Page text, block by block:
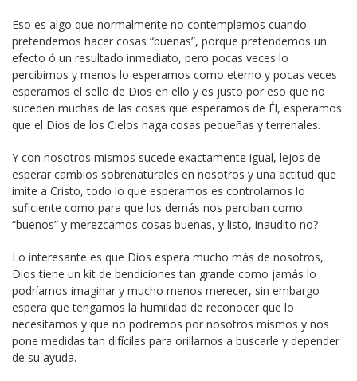
Eso es algo que normalmente no contemplamos cuando
pretendemos hacer cosas “buenas”, porque pretendemos un
efecto ó un resultado inmediato, pero pocas veces lo
percibimos y menos lo esperamos como eterno y pocas veces
esperamos el sello de Dios en ello y es justo por eso que no
suceden muchas de las cosas que esperamos de Él, esperamos
que el Dios de los Cielos haga cosas pequeñas y terrenales.
Y con nosotros mismos sucede exactamente igual, lejos de
esperar cambios sobrenaturales en nosotros y una actitud que
imite a Cristo, todo lo que esperamos es controlarnos lo
suficiente como para que los demás nos perciban como
“buenos” y merezcamos cosas buenas, y listo, inaudito no?
Lo interesante es que Dios espera mucho más de nosotros,
Dios tiene un kit de bendiciones tan grande como jamás lo
podríamos imaginar y mucho menos merecer, sin embargo
espera que tengamos la humildad de reconocer que lo
necesitamos y que no podremos por nosotros mismos y nos
pone medidas tan difíciles para orillarnos a buscarle y depender
de su ayuda.